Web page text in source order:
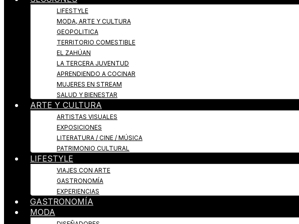
LIFESTYLE
MODA, ARTE Y CULTURA
GEOPOLITICA
TERRITORIO COMESTIBLE
EL ZAHÚAN
LA TERCERA JUVENTUD
APRENDIENDO A COCINAR
MUJERES EN STREAM
SALUD Y BIENESTAR
ARTE Y CULTURA
ARTISTAS VISUALES
EXPOSICIONES
LITERATURA / CINE / MÚSICA
PATRIMONIO CULTURAL
LIFESTYLE
VIAJES CON ARTE
GASTRONOMÍA
EXPERIENCIAS
GASTRONOMÍA
MODA